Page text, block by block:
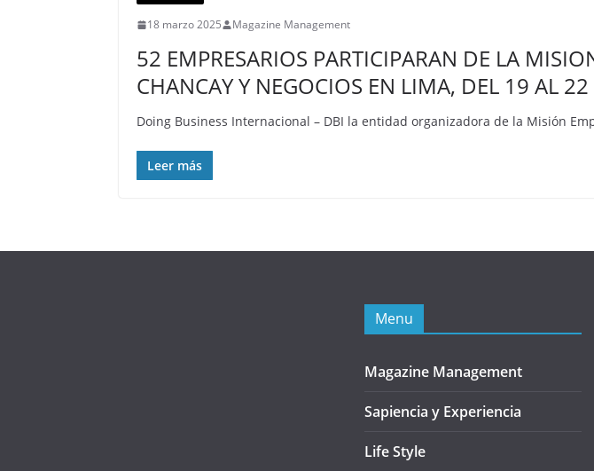
en Centroamérica
18 marzo 2025 Magazine Management
52 EMPRESARIOS PARTICIPARAN DE LA
CHANCAY Y NEGOCIOS EN LIMA, DEL 19 AL
Doing Business Internacional – DBI la entidad organizadora de la Misión
Leer más
Menu
Magazine Management
Sapiencia y Experiencia
Life Style